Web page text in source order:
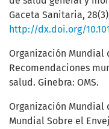
Gaceta Sanitaria,
http://dx.doi.org/
Organización Mundial
Recomendaciones
salud. Ginebra: OMS.
Organización Mundial
Mundial Sobre el